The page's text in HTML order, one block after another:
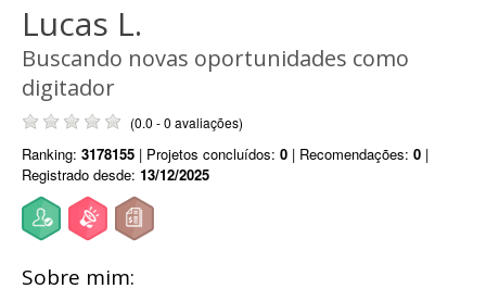
Lucas L.
Buscando novas oportunidades como
digitador
(0.0 - 0 avaliações)
Ranking: 3178155 | Projetos concluídos: 0 | Recomendações: 0 |
Registrado desde: 13/12/2025
Sobre mim: